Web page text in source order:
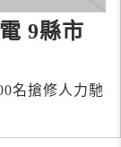
9縣市
名搶修人力馳